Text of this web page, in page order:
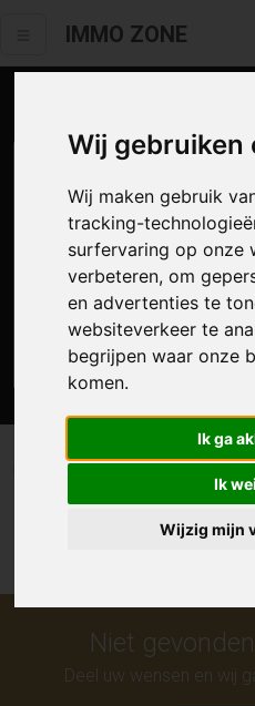
Wij gebruiken
Wij maken gebruik
tracking-
surfervaring op onze
verbeteren, om
en advertenties te
websiteverkeer te
begrijpen waar onze
komen.
Ik ga
Ik
Wijzig mijn
IMMO ZONE
0 resultaten waarvan
Niet
Deel uw wensen en wij